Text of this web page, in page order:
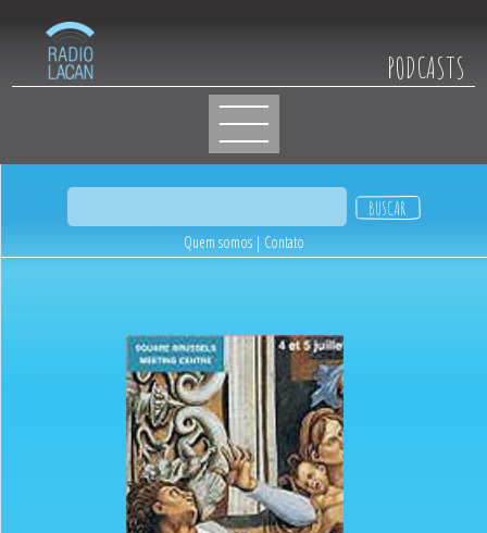
PODCASTS
Quem somos | Contato